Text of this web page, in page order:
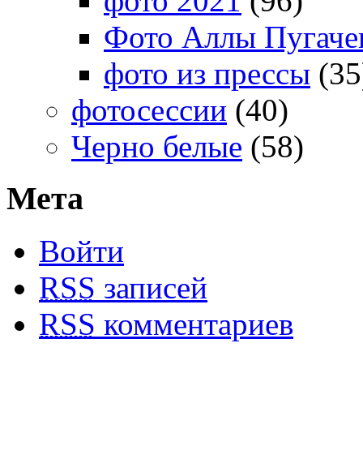
Фото Аллы
фото из прессы
фотосессии (40)
Черно белые (58)
Мета
Войти
RSS записей
RSS комментариев